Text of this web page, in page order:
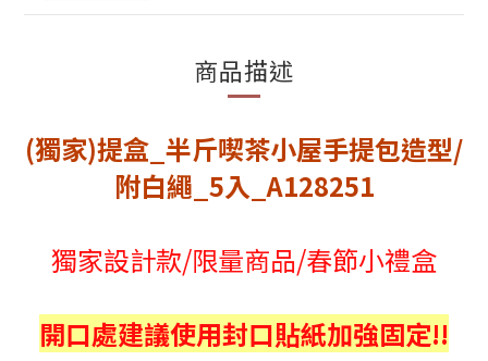
商品描述
(獨家)提盒_半斤喫茶小屋手提包造型/
附白繩_5入_A128251
獨家設計款/限量商品/春節小禮盒
開口處建議使用封口貼紙加強固定!!